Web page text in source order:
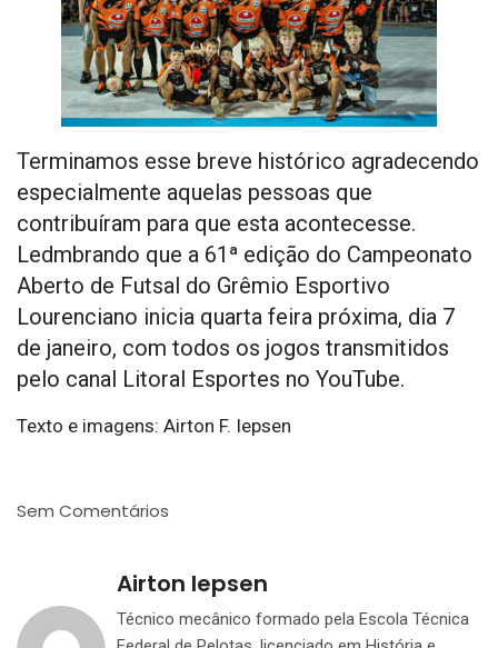
Terminamos esse breve histórico agradecendo
especialmente aquelas pessoas que
contribuíram para que esta acontecesse.
Ledmbrando que a 61ª edição do Campeonato
Aberto de Futsal do Grêmio Esportivo
Lourenciano inicia quarta feira próxima, dia 7
de janeiro, com todos os jogos transmitidos
pelo canal Litoral Esportes no YouTube.
Texto e imagens: Airton F. Iepsen
Sem Comentários
Airton Iepsen
Técnico mecânico formado pela Escola Técnica